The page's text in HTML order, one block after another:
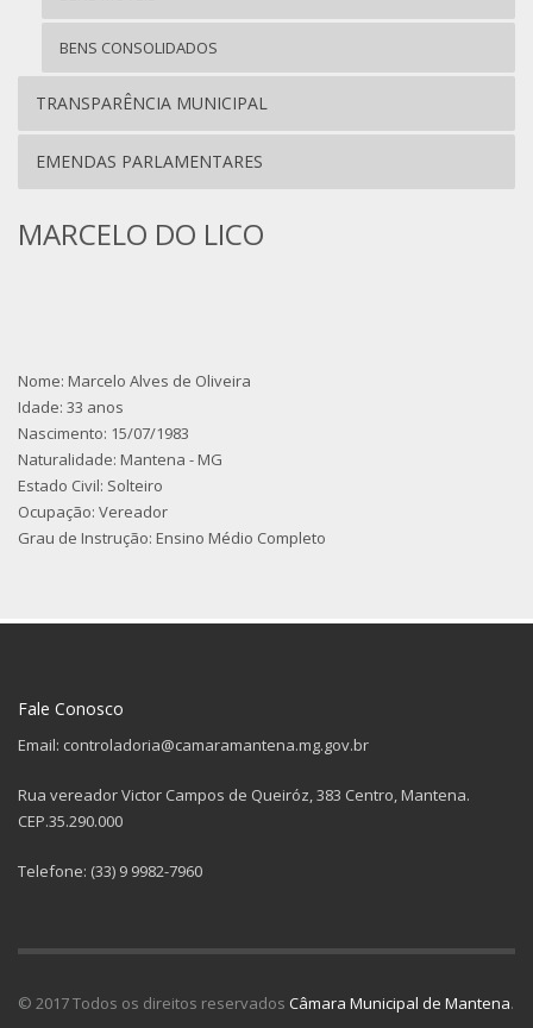
BENS CONSOLIDADOS
TRANSPARÊNCIA MUNICIPAL
EMENDAS PARLAMENTARES
MARCELO DO LICO
Nome: Marcelo Alves de Oliveira
Idade: 33 anos
Nascimento: 15/07/1983
Naturalidade: Mantena - MG
Estado Civil: Solteiro
Ocupação: Vereador
Grau de Instrução: Ensino Médio Completo
Fale Conosco
Email: controladoria@camaramantena.mg.gov.br
Rua vereador Victor Campos de Queiróz, 383 Centro, Mantena.
CEP.35.290.000
Telefone: (33) 9 9982-7960
© 2017 Todos os direitos reservados Câmara Municipal de Mantena.